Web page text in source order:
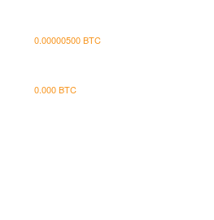
0.000 BTC
0.00000500 BTC